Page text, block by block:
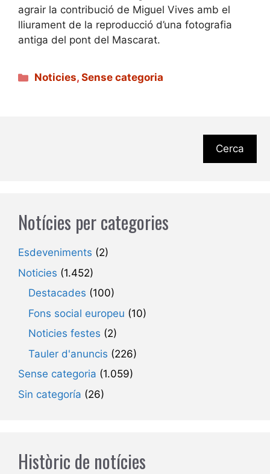
agrair la contribució de Miguel Vives amb el
lliurament de la reproducció d’una fotografia
antiga del pont del Mascarat.
Categories
Noticies,Sense categoria
Cerca
Notícies per categories
Esdeveniments (2)
Noticies (1.452)
Destacades (100)
Fons social europeu (10)
Noticies festes (2)
Tauler d'anuncis (226)
Sense categoria (1.059)
Sin categoría (26)
Històric de notícies